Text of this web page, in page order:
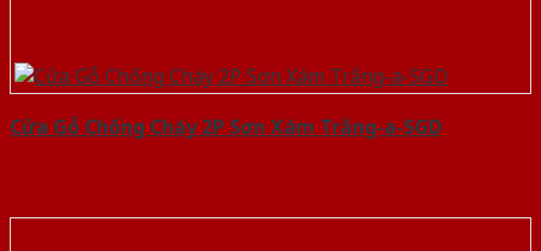
Cửa Gỗ Chống Cháy 2P Sơn Xám Trắng-a-SGD